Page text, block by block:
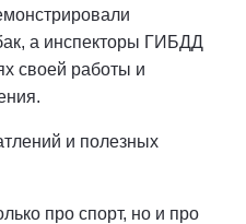
а инспекторы ГИБДД
своей работы и
и полезных
про спорт, но и про